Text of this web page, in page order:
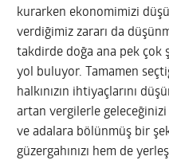
kurarken ekonomimizi
verdiğimiz zararı da
takdirde doğa ana pek çok
yol buluyor. Tamamen
halkınızın ihtiyaçlarını
artan vergilerle geleceğinizi
ve adalara bölünmüş bir
güzergahınızı hem de